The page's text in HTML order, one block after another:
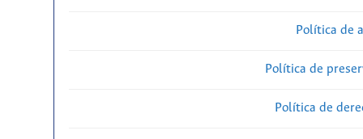
Política de
Política de
Política de